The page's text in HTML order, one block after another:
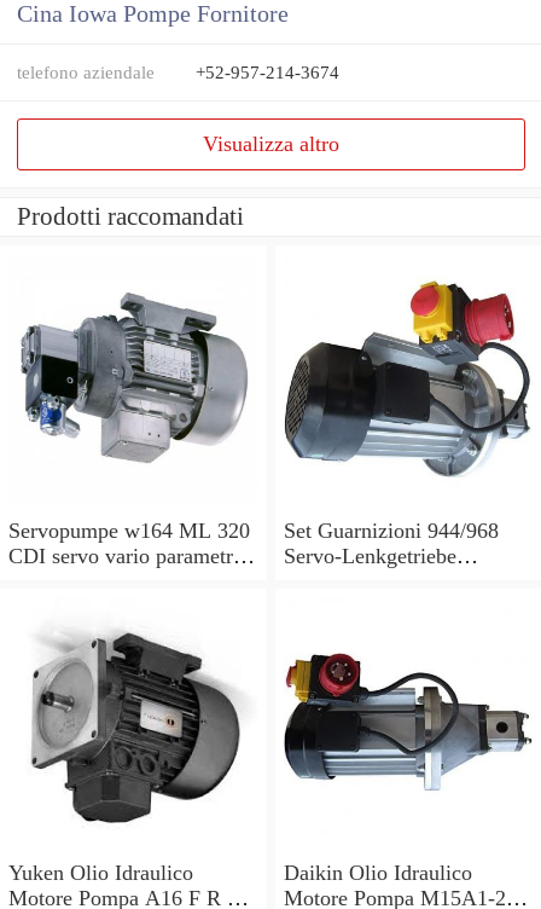
Cina Iowa Pompe Fornitore
telefono aziendale +52-957-214-3674
Visualizza altro
Prodotti raccomandati
Servopumpe w164 ML 320
CDI servo vario parametri
Set Guarnizioni 944/968
Servo-Lenkgetriebe
Yuken Olio Idraulico
Motore Pompa A16 F R 01
Daikin Olio Idraulico
Motore Pompa M15A1-2-